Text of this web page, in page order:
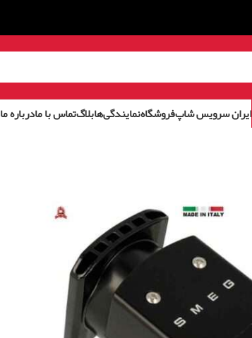
ایران سرویس شاپفروشگاهنمایندگی‌هابلاگتماس با مادرباره ما